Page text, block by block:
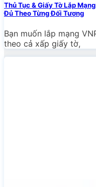
Thủ Tục & Giấy Tờ Lắp
Đủ Theo Từng Đối Tượng
Bạn muốn lắp mạng
theo cả xấp giấy tờ,